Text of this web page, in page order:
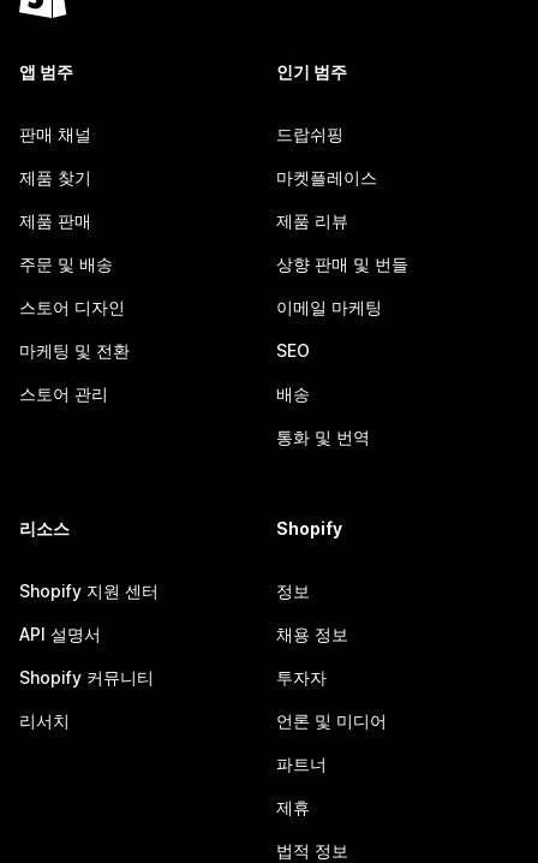
앱 범주
판매 채널
제품 찾기
제품 판매
주문 및 배송
스토어 디자인
마케팅 및 전환
스토어 관리
인기 범주
드랍쉬핑
마켓플레이스
제품 리뷰
상향 판매 및 번들
이메일 마케팅
SEO
배송
통화 및 번역
리소스
Shopify 지원 센터
API 설명서
Shopify 커뮤니티
리서치
Shopify
정보
채용 정보
투자자
언론 및 미디어
파트너
제휴
법적 정보